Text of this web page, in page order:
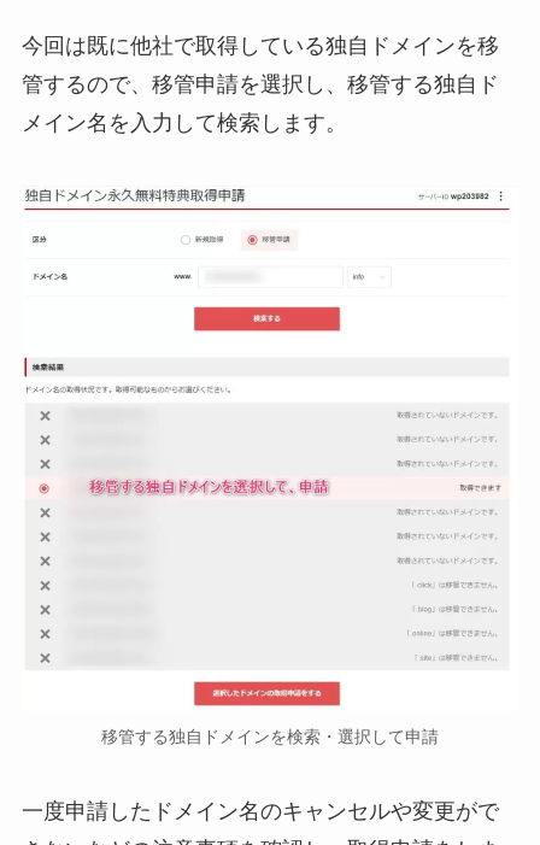
今回は既に他社で取得している独自ドメインを移
管するので、移管申請を選択し、移管する独自ド
メイン名を入力して検索します。
移管する独自ドメインを検索・選択して申請
一度申請したドメイン名のキャンセルや変更がで